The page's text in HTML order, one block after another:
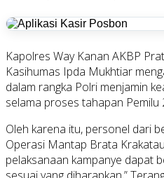
Kapolres Way Kanan AKBP
Kasihumas Ipda Mukhtiar
dalam rangka Polri menjamin
selama proses tahapan Pemilu
Oleh karena itu, personel dari
Operasi Mantap Brata
pelaksanaan kampanye dapat